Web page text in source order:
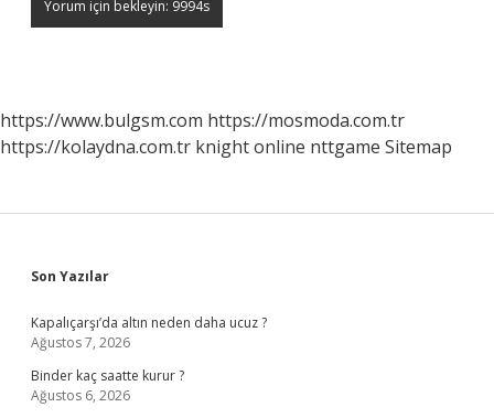
https://www.bulgsm.com https://mosmoda.com.tr
https://kolaydna.com.tr knight online nttgame Sitemap
Sidebar
Son Yazılar
Kapalıçarşı’da altın neden daha ucuz ?
Ağustos 7, 2026
Binder kaç saatte kurur ?
Ağustos 6, 2026